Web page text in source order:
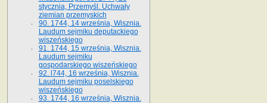
stycznia, Przemyśl. Uchwały
ziemian przemyskich
90. 1744, 14 września, Wisznia.
Laudum sejmiku deputackiego
wiszeńskiego
91. 1744, 15 września, Wisznia.
Laudum sejmiku
gospodarskiego wiszeńskiego
92. l744, 16 września, Wisznia.
Laudum sejmiku poselskiego
wiszeńskiego
93. 1744, 16 września, Wisznia.